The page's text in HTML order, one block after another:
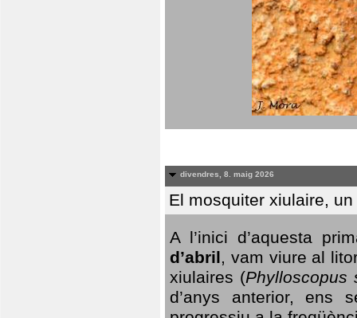
divendres, 8. maig 2026
El mosquiter xiulaire,
A l’inici d’aquesta
d’abril, vam viure al
xiulaires (Phylloscopus
d’anys anterior, ens